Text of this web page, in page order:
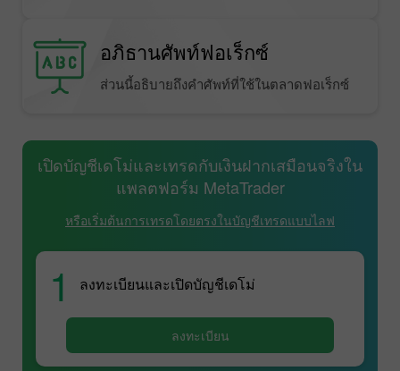
อภิธานศัพท์ฟอเร็กซ์
ส่วนนี้อธิบายถึงคำศัพท์ที่ใช้ในตลาดฟอเร็กซ์
เปิดบัญชีเดโม่และเทรดกับเงินฝากเสมือนจริงใน
แพลตฟอร์ม MetaTrader
หรือเริ่มต้นการเทรดโดยตรงในบัญชีเทรดแบบไลฟ
1 ลงทะเบียนและเปิดบัญชีเดโม่
ลงทะเบียน